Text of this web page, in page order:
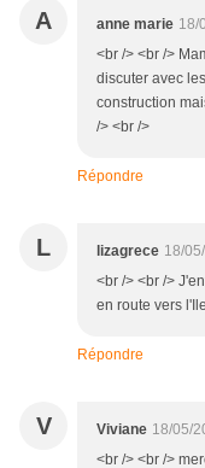
A anne marie 18/
<br /> <br />
discuter avec
construction
/> <br />
Répondre
L lizagrece 18/
<br /> <br />
en route vers
Répondre
V Viviane 18/05/
<br /> <br />